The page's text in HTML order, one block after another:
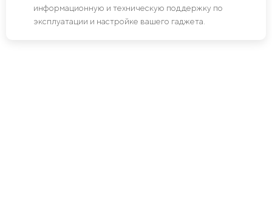
информационную и техническую поддержку по
эксплуатации и настройке вашего гаджета.